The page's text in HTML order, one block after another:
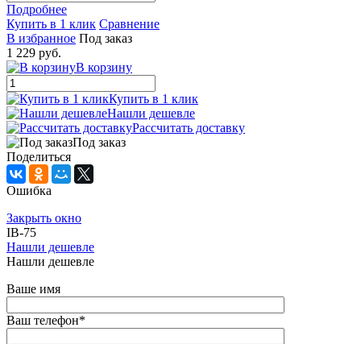
Подробнее
Купить в 1 клик Сравнение
В избранное Под заказ
1 229 руб.
В корзину
Купить в 1 клик
Нашли дешевле
Рассчитать доставку
Под заказ
Поделиться
Ошибка
Закрыть окно
IB-75
Нашли дешевле
Нашли дешевле
Ваше имя
Ваш телефон*